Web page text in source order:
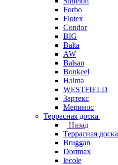
Forbo
Flotex
Condor
BIG
Balta
AW
Balsan
Bonkeel
Haima
WESTFIELD
Зартекс
Меринос
Террасная доска
Назад
Террасная доска
Bruggan
Dortmax
lecole